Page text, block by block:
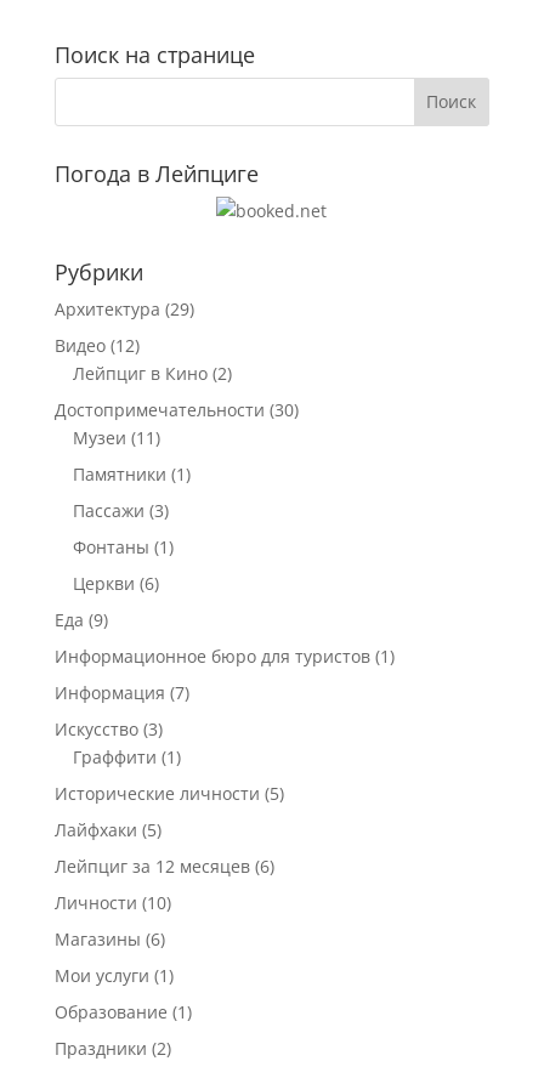
Поиск на странице
Погода в Лейпциге
Рубрики
Архитектура (29)
Видео(12)
Лейпциг в Кино(2)
Достопримечательности (30)
Музеи (11)
Памятники (1)
Пассажи (3)
Фонтаны (1)
Церкви (6)
Еда (9)
Информационное бюро для туристов(1)
Информация (7)
Искусство(3)
Граффити (1)
Исторические личности (5)
Лайфхаки (5)
Лейпциг за 12 месяцев(6)
Личности (10)
Магазины (6)
Мои услуги (1)
Образование (1)
Праздники (2)